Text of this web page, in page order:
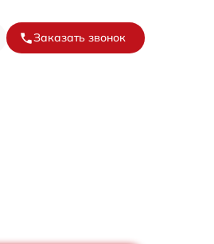
Заказать звонок